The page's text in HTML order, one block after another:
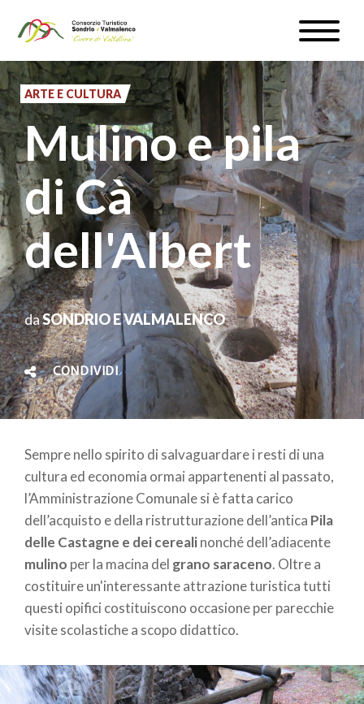
contenuto
principale
Toggle
WEBCAM & METEO
ISCRIVITI
IT
#InLOMBARDIA
ARTE E CULTURA
Mulino e pila
di Cà
dell'Albert
daSONDRIO E VALMALENCO
CONDIVIDI
Sempre nello spirito di salvaguardare i resti di una
cultura ed economia ormai appartenenti al passato,
l’Amministrazione Comunale si è fatta carico
dell’acquisto e della ristrutturazione dell’antica Pila
delle Castagne e dei cerealinonché dell’adiacente
mulino per la macina del grano saraceno. Oltre a
costituire un'interessante attrazione turistica tutti
questi opifici costituiscono occasione per parecchie
visite scolastiche a scopo didattico.